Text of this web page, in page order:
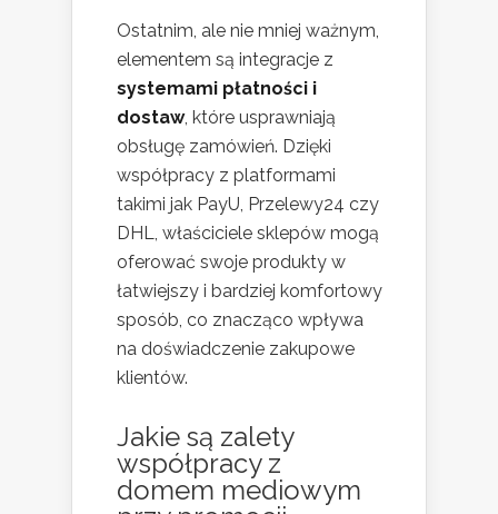
Ostatnim, ale nie mniej ważnym,
elementem są integracje z
systemami płatności i
dostaw, które usprawniają
obsługę zamówień. Dzięki
współpracy z platformami
takimi jak PayU, Przelewy24 czy
DHL, właściciele sklepów mogą
oferować swoje produkty w
łatwiejszy i bardziej komfortowy
sposób, co znacząco wpływa
na doświadczenie zakupowe
klientów.
Jakie są zalety
współpracy z
domem mediowym